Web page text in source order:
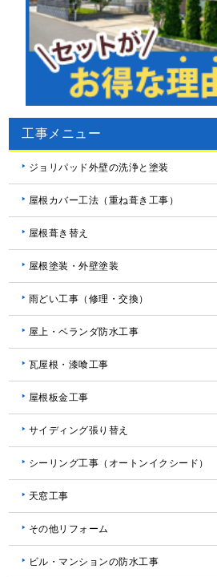
工事メニュー
ジョリパッド外壁の洗浄と塗装
屋根カバー工法（重ね葺き工事）
屋根葺き替え
屋根塗装・外壁塗装
雨どい工事（修理・交換）
屋上・ベランダ防水工事
瓦屋根・漆喰工事
屋根板金工事
サイディング張り替え
シーリング工事（オートンイクシード）
天窓工事
その他リフォーム
ビル・マンションの防水工事